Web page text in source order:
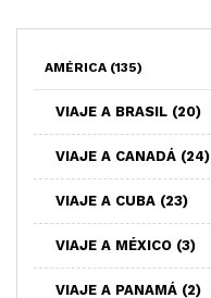
AMÉRICA (135)
VIAJE A BRASIL (20)
VIAJE A CANADÁ (24)
VIAJE A CUBA (23)
VIAJE A MÉXICO (3)
VIAJE A PANAMÁ (2)